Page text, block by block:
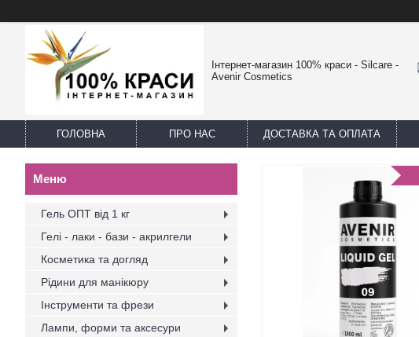
Інтернет-магазин 100% краси - Silcare -
Avenir Cosmetics
ГОЛОВНА ПРО НАС ДОСТАВКА ТА ОПЛАТА
Гель ОПТ від 1 кг
Гелі - лаки - бази - акрилгели
Косметика та догляд
Рідини для манікюру
Інструменти та фрези
Лампи, форми та аксесури